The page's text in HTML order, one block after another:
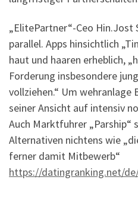
„ElitePartner“-Ceo Hin.Jost
parallel. Apps hinsichtlich
haut und haaren erheblich,
Forderung insbesondere
vollziehen.“ Um wehranlage
seiner Ansicht auf intensiv
Auch Marktfuhrer „Parship“
Alternativen nichtens wie
ferner damit Mitbewerb“
https://datingranking.net/